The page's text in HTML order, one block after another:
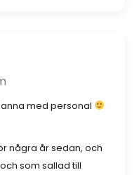
med personal
några år sedan, och
som sallad till